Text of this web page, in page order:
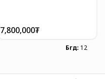
7,800,000₮
Бүгд: 12